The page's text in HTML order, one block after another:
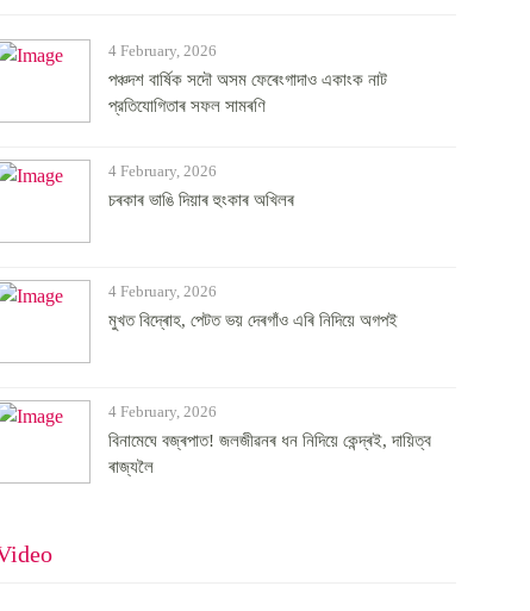
4 February, 2026
পঞ্চদশ বার্ষিক সদৌ অসম ফেৰেংগাদাও একাংক নাট
প্রতিযোগিতাৰ সফল সামৰণি
4 February, 2026
চৰকাৰ ভাঙি দিয়াৰ হুংকাৰ অখিলৰ
4 February, 2026
মুখত বিদ্ৰোহ, পেটত ভয় দেৰগাঁও এৰি নিদিয়ে অগপই
4 February, 2026
বিনামেঘে বজ্ৰপাত! জলজীৱনৰ ধন নিদিয়ে কেন্দ্ৰই, দায়িত্ব
ৰাজ্যলৈ